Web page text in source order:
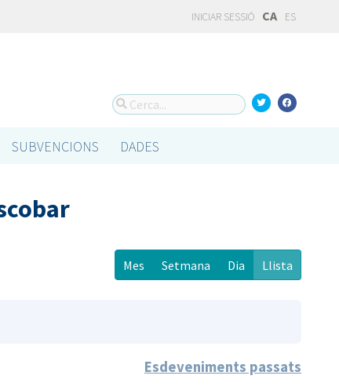
INICIAR SESSIÓ CA ES
SUBVENCIONS DADES
Mes Setmana Dia Llista
Esdeveniments passats